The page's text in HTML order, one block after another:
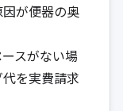
が便器の奥
スがない場
を実費請求